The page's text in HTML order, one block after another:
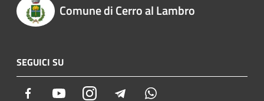
Comune di Cerro al Lambro
SEGUICI SU
Facebook YoutubeInstagram Telegram